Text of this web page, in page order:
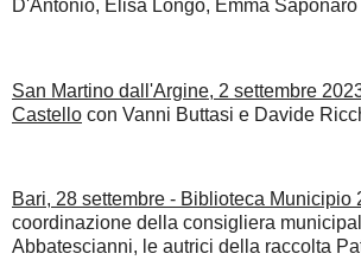
D'Antonio, Elisa Longo, Emma Saponaro
San Martino dall'Argine, 2 settembre
Castello con Vanni Buttasi e Davide
Bari, 28 settembre - Biblioteca Municipio
coordinazione della consigliera
Abbatescianni, le autrici della raccolta